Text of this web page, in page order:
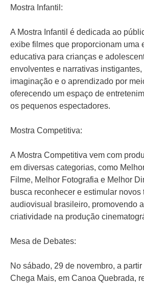
Mostra Infantil:
A Mostra Infantil é dedicada ao
exibe filmes que proporcionam uma
educativa para crianças e
envolventes e narrativas
imaginação e o aprendizado por
oferecendo um espaço de
os pequenos espectadores.
Mostra Competitiva:
A Mostra Competitiva vem com
em diversas categorias, como
Filme, Melhor Fotografia e Melhor
busca reconhecer e estimular novos
audiovisual brasileiro, promovendo
criatividade na produção
Mesa de Debates:
No sábado, 29 de novembro, a
Chega Mais, em Canoa Quebrada,